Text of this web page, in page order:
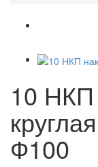
10 НКП
Ф100